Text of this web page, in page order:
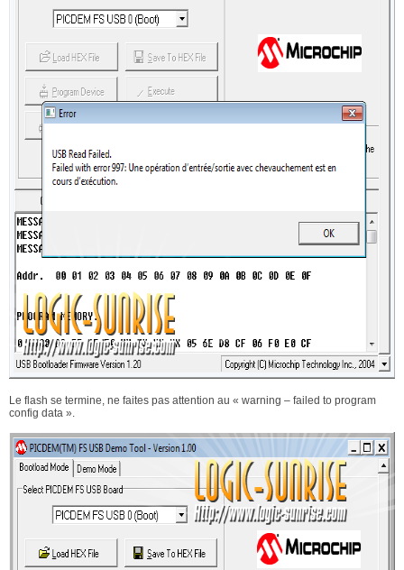
Le flash se termine, ne faites pas attention au « warning – failed to program
config data ».